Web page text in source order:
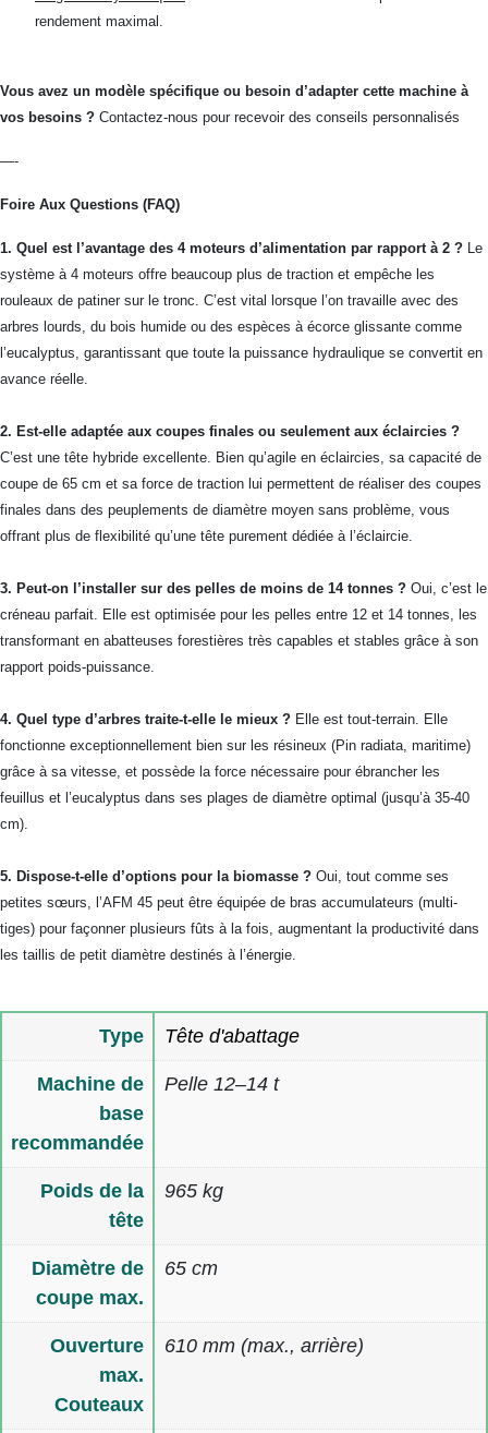
rendement maximal.
Vous avez un modèle spécifique ou besoin d’adapter cette machine à
vos besoins ? Contactez-nous pour recevoir des conseils personnalisés
—-
Foire Aux Questions (FAQ)
1. Quel est l’avantage des 4 moteurs d’alimentation par rapport à 2 ? Le
système à 4 moteurs offre beaucoup plus de traction et empêche les
rouleaux de patiner sur le tronc. C’est vital lorsque l’on travaille avec des
arbres lourds, du bois humide ou des espèces à écorce glissante comme
l’eucalyptus, garantissant que toute la puissance hydraulique se convertit en
avance réelle.
2. Est-elle adaptée aux coupes finales ou seulement aux éclaircies ?
C’est une tête hybride excellente. Bien qu’agile en éclaircies, sa capacité de
coupe de 65 cm et sa force de traction lui permettent de réaliser des coupes
finales dans des peuplements de diamètre moyen sans problème, vous
offrant plus de flexibilité qu’une tête purement dédiée à l’éclaircie.
3. Peut-on l’installer sur des pelles de moins de 14 tonnes ? Oui, c’est le
créneau parfait. Elle est optimisée pour les pelles entre 12 et 14 tonnes, les
transformant en abatteuses forestières très capables et stables grâce à son
rapport poids-puissance.
4. Quel type d’arbres traite-t-elle le mieux ? Elle est tout-terrain. Elle
fonctionne exceptionnellement bien sur les résineux (Pin radiata, maritime)
grâce à sa vitesse, et possède la force nécessaire pour ébrancher les
feuillus et l’eucalyptus dans ses plages de diamètre optimal (jusqu’à 35-40
cm).
5. Dispose-t-elle d’options pour la biomasse ? Oui, tout comme ses
petites sœurs, l’AFM 45 peut être équipée de bras accumulateurs (multi-
tiges) pour façonner plusieurs fûts à la fois, augmentant la productivité dans
les taillis de petit diamètre destinés à l’énergie.
Type Tête d'abattage
Machine de
base
recommandée
Pelle 12–14 t
Poids de la
tête
965 kg
Diamètre de
coupe max.
65 cm
Ouverture
max.
Couteaux
610 mm (max., arrière)